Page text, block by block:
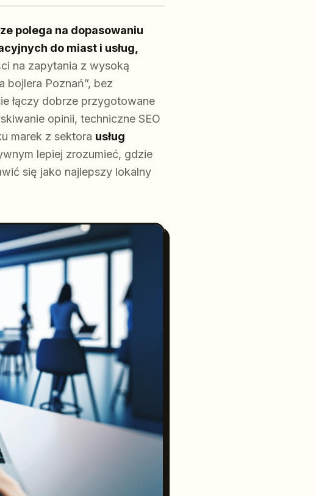
polega na dopasowaniu
do miast i usług,
na zapytania z wysoką
bojlera Poznań”, bez
łączy dobrze przygotowane
opinii, techniczne SEO
marek z sektora usług
lepiej zrozumieć, gdzie
się jako najlepszy lokalny